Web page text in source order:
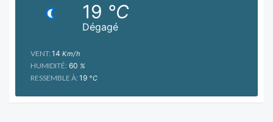
Dégagé
19 °C
VENT: 14 Km/h
HUMIDITÉ: 60 %
RESSEMBLE À: 19 °C